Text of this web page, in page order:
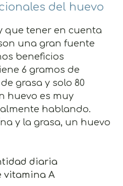
del huevo
que tener en cuenta
una gran fuente
beneficios
6 gramos de
grasa y solo 80
huevo es muy
hablando.
y la grasa, un huevo
diaria
vitamina A